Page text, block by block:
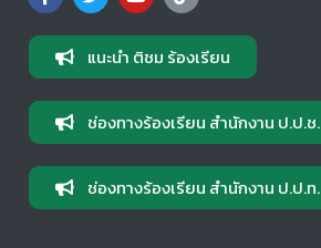
แนะนำ ติชม ร้องเรียน
ช่องทางร้องเรียน สำนักงาน ป.ป.ช.
ช่องทางร้องเรียน สำนักงาน ป.ป.ท.